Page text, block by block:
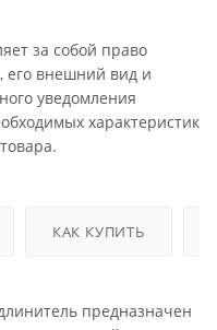
за собой право
его внешний вид и
уведомления
характеристик
КАК КУПИТЬ
предназначен